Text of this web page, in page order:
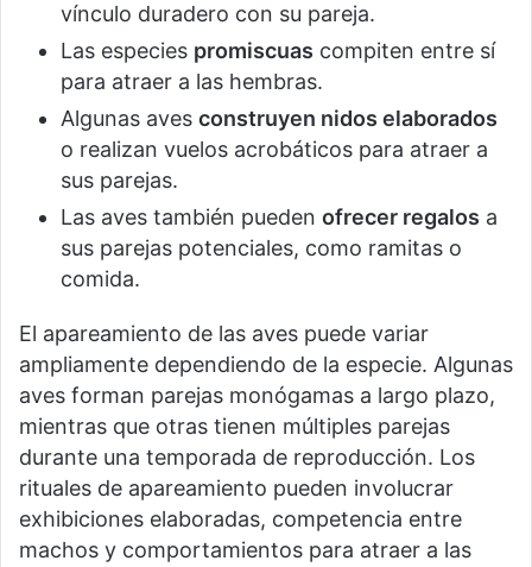
vínculo duradero con su pareja.
Las especies promiscuas compiten entre sí
para atraer a las hembras.
Algunas aves construyen nidos elaborados
o realizan vuelos acrobáticos para atraer a
sus parejas.
Las aves también pueden ofrecer regalos a
sus parejas potenciales, como ramitas o
comida.
El apareamiento de las aves puede variar
ampliamente dependiendo de la especie. Algunas
aves forman parejas monógamas a largo plazo,
mientras que otras tienen múltiples parejas
durante una temporada de reproducción. Los
rituales de apareamiento pueden involucrar
exhibiciones elaboradas, competencia entre
machos y comportamientos para atraer a las